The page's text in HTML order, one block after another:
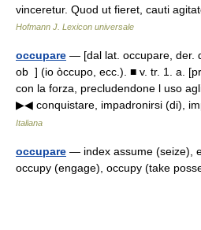
vinceretur. Quod ut fieret, cauti
Hofmann J. Lexicon universale
occupare — [dal lat. occupare, der.
ob ] (io òccupo, ecc.). ■ v. tr. 1. a.
con la forza, precludendone l uso
▶◀ conquistare, impadronirsi (di),
Italiana
occupare — index assume (seize),
occupy (engage), occupy (take